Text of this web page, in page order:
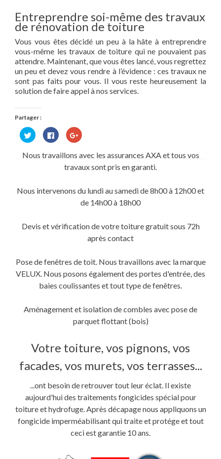
Entreprendre soi-même des travaux
de rénovation de toiture
Vous vous êtes décidé un peu à la hâte à entreprendre
vous-même les travaux de toiture qui ne pouvaient pas
attendre. Maintenant, que vous êtes lancé, vous regrettez
un peu et devez vous rendre à l’évidence : ces travaux ne
sont pas faits pour vous. Il vous reste heureusement la
solution de faire appel à nos services.
Partager :
Cliquez
pour
partager
Twitter(ouvre
Cliquez
pour
partager
sur
Facebook(ouvre
dans
une
Cliquez
pour
Google+
dans
fenêtre)
Nous travaillons avec les assurances AXA et tous vos
travaux sont pris en garanti.
Nous intervenons du lundi au samedi de 8h00 à 12h00 et
de 14h00 à 18h00
Devis et vérification de votre toiture gratuit sous 72h
après contact
Pose de fenêtres de toit. Nous travaillons avec la marque
VELUX. Nous posons également des portes d'entrée, des
baies coulissantes et tout type de fenêtres.
Aménagement et isolation de combles avec pose de
parquet flottant (bois)
Votre toiture, vos pignons, vos
facades, vos murets, vos terrasses...
...ont besoin de retrouver tout leur éclat. Il existe
aujourd'hui des traitements fongicides spécial pour
toiture et hydrofuge. Après décapage nous appliquons un
fongicide imperméabilisant qui traite et protége et tout
ceci est garantie 10 ans.